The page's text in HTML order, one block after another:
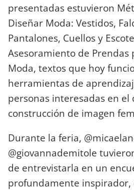
presentadas estuvieron
Diseñar Moda: Vestidos,
Pantalones, Cuellos y
Asesoramiento de Prendas
Moda, textos que hoy
herramientas de
personas interesadas en el
construcción de imagen
Durante la feria,
@giovannademitole
de entrevistarla en un
profundamente inspirador,